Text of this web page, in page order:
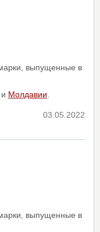
выпущенные в
и Молдавии
03.05.2022
выпущенные в